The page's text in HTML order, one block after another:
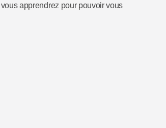
apprendrez pour pouvoir vous